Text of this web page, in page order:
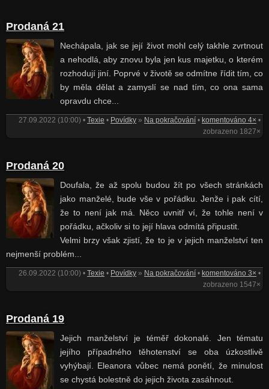
Prodaná 21
Nechápala, jak se její život mohl celý takhle zvrtnout
a nehodlá, aby znovu byla jen kus majetku, o kterém
rozhodují jiní. Poprvé v životě se odmítne řídit tím, co
by měla dělat a zamyslí se nad tím, co ona sama
opravdu chce...
27.09.2022 (10:00) •Texie • Povídky » Na pokračování • komentováno 4× •
zobrazeno 1827×
Prodaná 20
Doufala, že až spolu budou žít po všech stránkách
jako manželé, bude vše v pořádku. Jenže i pak cítí,
že to není jak má. Něco uvnitř ví, že tohle není v
pořádku, ačkoliv si to její hlava odmítá připustit.
Velmi brzy však zjistí, že to je v jejich manželství ten
nejmenší problém...
26.09.2022 (10:00) •Texie • Povídky » Na pokračování • komentováno 3× •
zobrazeno 1547×
Prodaná 19
Jejich manželství je téměř dokonalé. Jen tématu
jejího případného těhotenství se oba úzkostlivě
vyhýbají. Eleanora vůbec nemá ponětí, že minulost
se chystá bolestně do jejich života zasáhnout.